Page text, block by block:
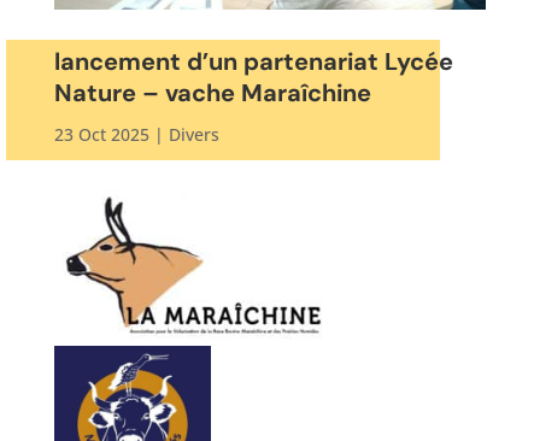
lancement d’un partenariat Lycée
Nature – vache Maraîchine
23 Oct 2025| Divers